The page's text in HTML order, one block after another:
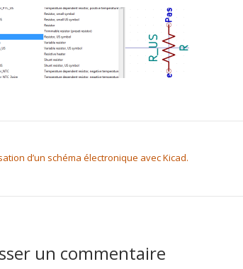
d’un schéma électronique avec Kicad.
un commentaire